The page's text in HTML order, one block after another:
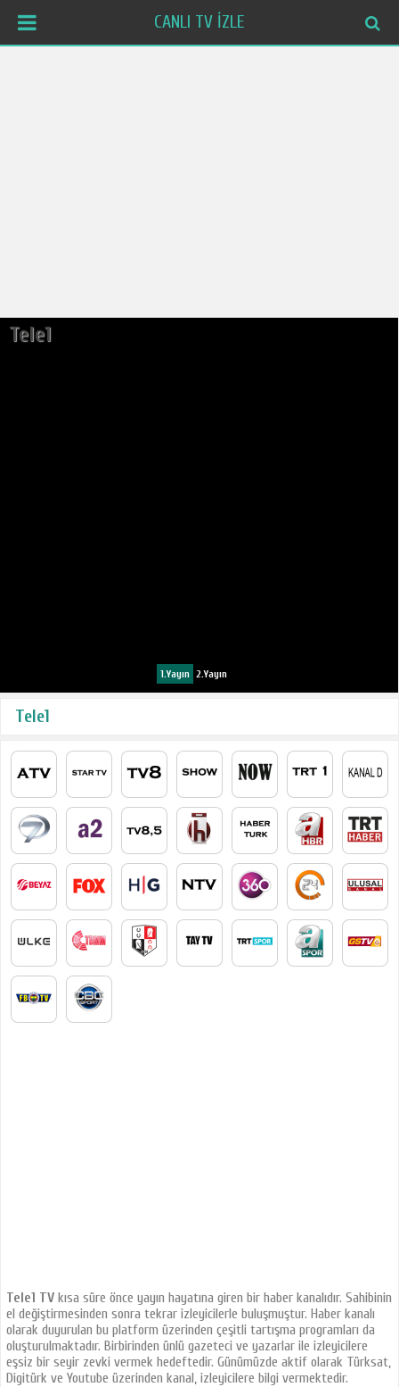
CANLI TV İZLE
Tele1
1.Yayın 2.Yayın
Tele1
Tele1 TV kısa süre önce yayın hayatına giren bir haber kanalıdır. Sahibinin
el değiştirmesinden sonra tekrar izleyicilerle buluşmuştur. Haber kanalı
olarak duyurulan bu platform üzerinden çeşitli tartışma programları da
oluşturulmaktadır. Birbirinden ünlü gazeteci ve yazarlar ile izleyicilere
eşsiz bir seyir zevki vermek hedeftedir. Günümüzde aktif olarak Türksat,
Digitürk ve Youtube üzerinden kanal, izleyicilere bilgi vermektedir.